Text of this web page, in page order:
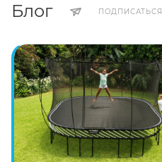
Блог ПОДПИСАТЬСЯ